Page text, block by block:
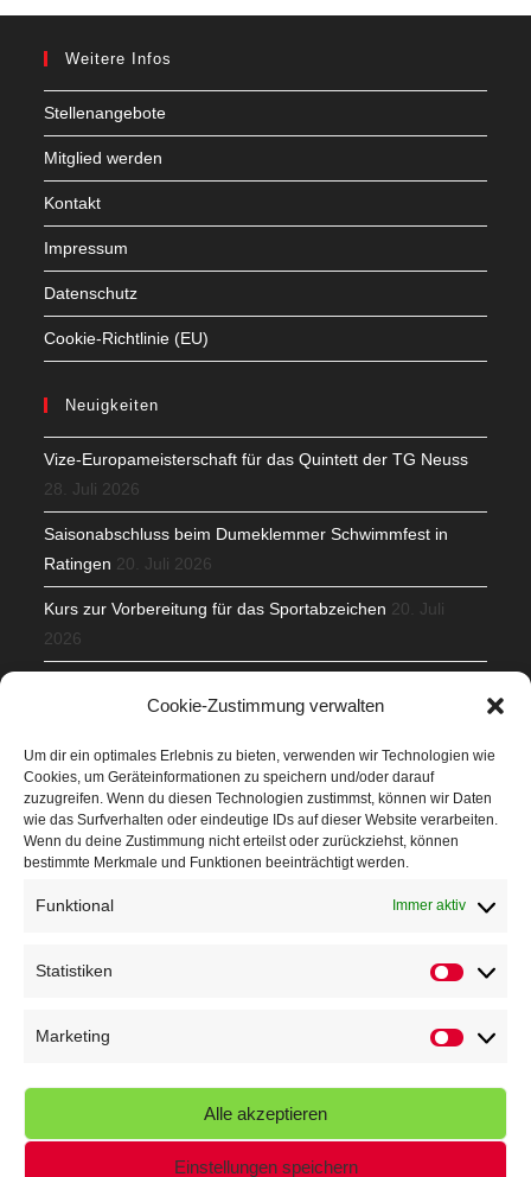
Cookie-Zustimmung verwalten
Um dir ein optimales Erlebnis zu bieten, verwenden wir Technologien wie
Cookies, um Geräteinformationen zu speichern und/oder darauf
zuzugreifen. Wenn du diesen Technologien zustimmst, können wir Daten
wie das Surfverhalten oder eindeutige IDs auf dieser Website verarbeiten.
Wenn du deine Zustimmung nicht erteilst oder zurückziehst, können
bestimmte Merkmale und Funktionen beeinträchtigt werden.
Funktional Immer aktiv
Statistiken
Marketing
Alle akzeptieren
Einstellungen speichern
Weitere Infos
Stellenangebote
Mitglied werden
Kontakt
Impressum
Datenschutz
Cookie-Richtlinie (EU)
Neuigkeiten
Vize-Europameisterschaft für das Quintett der TG Neuss
28. Juli 2026
Saisonabschluss beim Dumeklemmer Schwimmfest in
Ratingen 20. Juli 2026
Kurs zur Vorbereitung für das Sportabzeichen 20. Juli
2026
Veranstaltungen
Höffner Run
Kindersportfest